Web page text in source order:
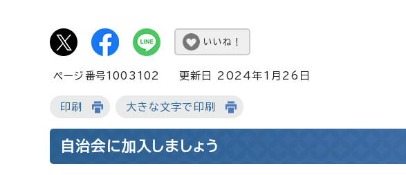
いいね！
ページ番号1003102 更新日 2024年1月26日
印刷 大きな文字で印刷
自治会に加入しましょう